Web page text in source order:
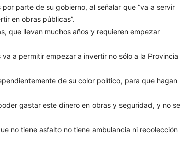
parte de su gobierno, al señalar que “va a servir
en obras públicas”.
que llevan muchos años y requieren empezar
a permitir empezar a invertir no sólo a la Provincia
de su color político, para que hagan
gastar este dinero en obras y seguridad, y no se
no tiene asfalto no tiene ambulancia ni recolección